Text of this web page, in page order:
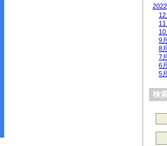
2022
12
11
10
9月
8月
7月
6月
5月
検